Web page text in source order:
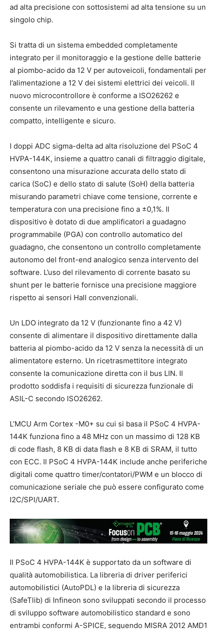
ad alta precisione con sottosistemi ad alta tensione su un
singolo chip.
Si tratta di un sistema embedded completamente
integrato per il monitoraggio e la gestione delle batterie
al piombo-acido da 12 V per autoveicoli, fondamentali per
l’alimentazione a 12 V dei sistemi elettrici dei veicoli. Il
nuovo microcontrollore è conforme a ISO26262 e
consente un rilevamento e una gestione della batteria
compatto, intelligente e sicuro.
I doppi ADC sigma-delta ad alta risoluzione del PSoC 4
HVPA-144K, insieme a quattro canali di filtraggio digitale,
consentono una misurazione accurata dello stato di
carica (SoC) e dello stato di salute (SoH) della batteria
misurando parametri chiave come tensione, corrente e
temperatura con una precisione fino a ±0,1%. Il
dispositivo è dotato di due amplificatori a guadagno
programmabile (PGA) con controllo automatico del
guadagno, che consentono un controllo completamente
autonomo del front-end analogico senza intervento del
software. L’uso del rilevamento di corrente basato su
shunt per le batterie fornisce una precisione maggiore
rispetto ai sensori Hall convenzionali.
Un LDO integrato da 12 V (funzionante fino a 42 V)
consente di alimentare il dispositivo direttamente dalla
batteria al piombo-acido da 12 V senza la necessità di un
alimentatore esterno. Un ricetrasmettitore integrato
consente la comunicazione diretta con il bus LIN. Il
prodotto soddisfa i requisiti di sicurezza funzionale di
ASIL-C secondo ISO26262.
L’MCU Arm Cortex -M0+ su cui si basa il PSoC 4 HVPA-
144K funziona fino a 48 MHz con un massimo di 128 KB
di code flash, 8 KB di data flash e 8 KB di SRAM, il tutto
con ECC. Il PSoC 4 HVPA-144K include anche periferiche
digitali come quattro timer/contatori/PWM e un blocco di
comunicazione seriale che può essere configurato come
I2C/SPI/UART.
Il PSoC 4 HVPA-144K è supportato da un software di
qualità automobilistica. La libreria di driver periferici
automobilistici (AutoPDL) e la libreria di sicurezza
(SafeTlib) di Infineon sono sviluppati secondo il processo
di sviluppo software automobilistico standard e sono
entrambi conformi A-SPICE, seguendo MISRA 2012 AMD1